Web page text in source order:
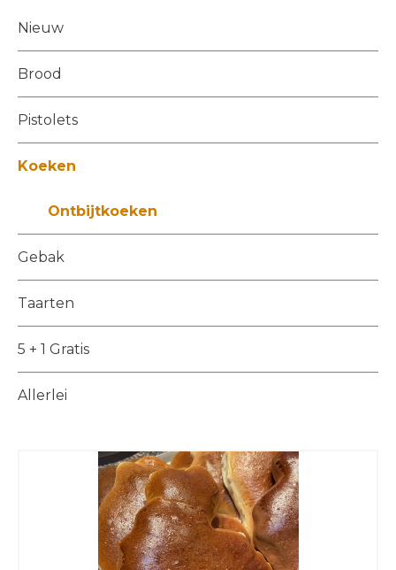
Nieuw
Brood
Pistolets
Koeken
Ontbijtkoeken
Gebak
Taarten
5 + 1 Gratis
Allerlei